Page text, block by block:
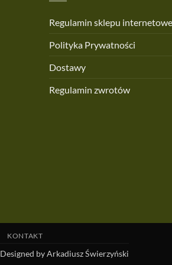
Regulamin sklepu
Polityka Prywatności
Dostawy
Regulamin zwrotów
KONTAKT
Designed by Arkadiusz Świerzyński